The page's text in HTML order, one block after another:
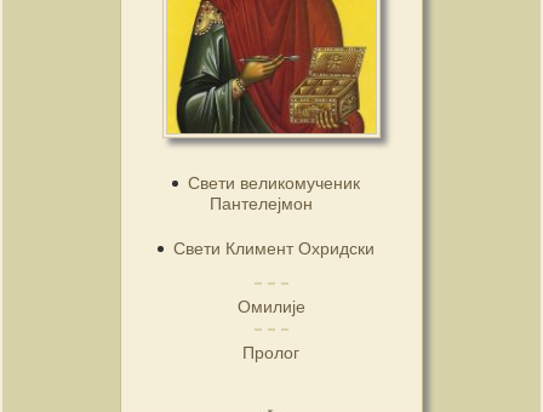
Свети великомученик
Пантелејмон
Свети Климент Охридски
Омилије
Пролог